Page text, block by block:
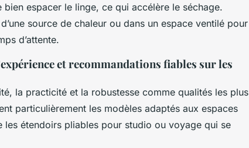
espacer le linge, ce qui accélère le séchage.
source de chaleur ou dans un espace ventilé pour
d’attente.
et recommandations fiables sur les
la practicité et la robustesse comme qualités les plus
particulièrement les modèles adaptés aux espaces
les étendoirs pliables pour studio ou voyage qui se